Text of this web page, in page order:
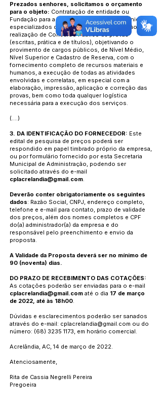
Prezados senhores, solicitamos o orçamento
para o objeto: Contratação de entidade ou
Fundação para a prestação de serviços técnicos
especializados de planejamento, organização e
realização de Concurso Público de provas
(escritas, prática e de títulos), objetivando o
provimento de cargos públicos, de Nível Médio,
Nível Superior e Cadastro de Reserva, com o
fornecimento completo de recursos materiais e
humanos, a execução de todas as atividades
envolvidas e correlatas, em especial com a
elaboração, impressão, aplicação e correção das
provas, bem como toda qualquer logística
necessária para a execução dos serviços.
(....)
3. DA IDENTIFICAÇÃO DO FORNECEDOR: Este
edital de pesquisa de preços poderá ser
respondido em papel timbrado próprio da empresa,
ou por formulário fornecido por esta Secretaria
Municipal de Administração, podendo ser
solicitado através do e-mail
cplacrelandia@gmail.com.
Deverão conter obrigatoriamente os seguintes
dados: Razão Social, CNPJ, endereço completo,
telefone e e-mail para contato, prazo de validade
dos preços, além dos nomes completos e CPF
do(a) administrador(a) da empresa e do
responsável pelo preenchimento e envio da
proposta.
A Validade da Proposta deverá ser no mínimo de
90 (noventa) dias.
DO PRAZO DE RECEBIMENTO DAS COTAÇÕES:
As cotações poderão ser enviadas para o e-mail
cplacrelandia@gmail.com até o dia 17 de março
de 2022, até às 18h00.
Dúvidas e esclarecimentos poderão ser sanados
através do e-mail: cplacrelandia@gmail.com ou do
número: (68) 3235 1173, em horário comercial.
Acrelândia, AC, 14 de março de 2022.
Atenciosamente,
Rita de Cassia Negrelli Pereira
Pregoeira